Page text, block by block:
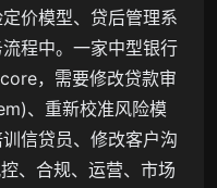
价模型、贷后管理系
程中。一家中型银行
，需要修改贷款审
、重新校准风险模
信贷员、修改客户沟
、合规、运营、市场